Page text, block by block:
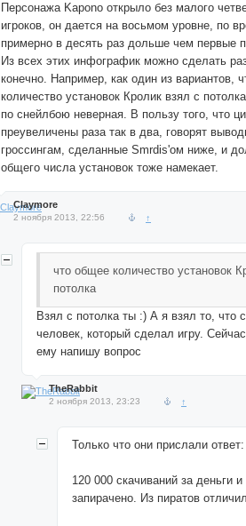
Персонажа Kapono открыло без малого
игроков, он дается на восьмом уровне, по
примерно в десять раз дольше чем первые
Из всех этих инфографик можно сделать
конечно. Например, как один из вариантов,
количество установок Кролик взял с
по снейлбою неверная. В пользу того, что
преувеличены раза так в два, говорят
гроссингам, сделанные Smrdis'ом ниже, и
общего числа установок тоже намекает.
Claymore
2 ноября 2013, 22:56 ↑
что общее количество установок
потолка
Взял с потолка ты :) А я взял то, что
человек, который сделал игру.
ему напишу вопрос
TheRabbit
2 ноября 2013, 23:23 ↑
Только что они прислали ответ:
120 000 скачиваний за деньги
запирачено. Из пиратов